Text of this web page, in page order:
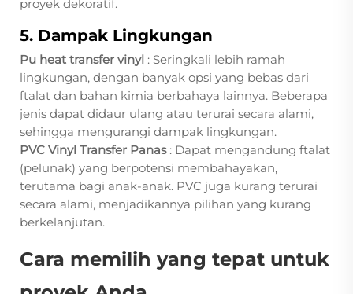
proyek dekoratif.
5. Dampak Lingkungan
Pu heat transfer vinyl : Seringkali lebih ramah
lingkungan, dengan banyak opsi yang bebas dari
ftalat dan bahan kimia berbahaya lainnya. Beberapa
jenis dapat didaur ulang atau terurai secara alami,
sehingga mengurangi dampak lingkungan.
PVC Vinyl Transfer Panas : Dapat mengandung ftalat
(pelunak) yang berpotensi membahayakan,
terutama bagi anak-anak. PVC juga kurang terurai
secara alami, menjadikannya pilihan yang kurang
berkelanjutan.
Cara memilih yang tepat untuk